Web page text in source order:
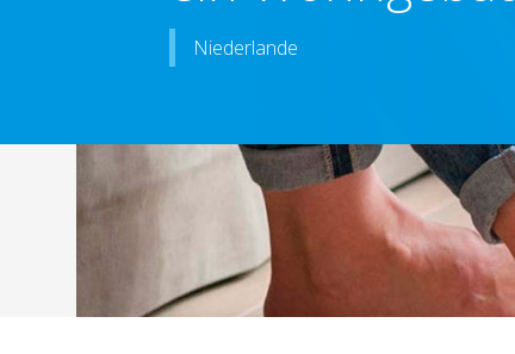
Niederlande